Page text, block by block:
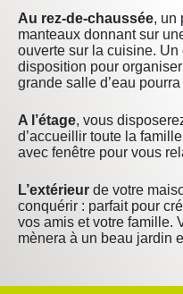
Au rez-de-chaussée, un
manteaux donnant sur
ouverte sur la cuisine.
disposition pour
grande salle d’eau
A l’étage, vous
d’accueillir toute la
avec fenêtre pour vous
L’extérieur de votre
conquérir : parfait pour
vos amis et votre famille.
mènera à un beau jardin